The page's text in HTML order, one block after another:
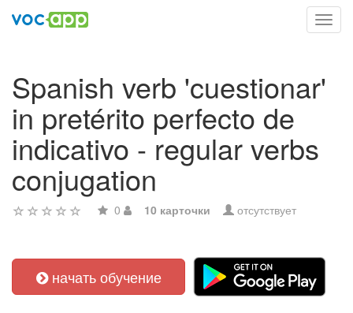
Spanish verb 'cuestionar'
in pretérito perfecto de
indicativo - regular verbs
conjugation
0 10 карточки отсутствует
начать обучение